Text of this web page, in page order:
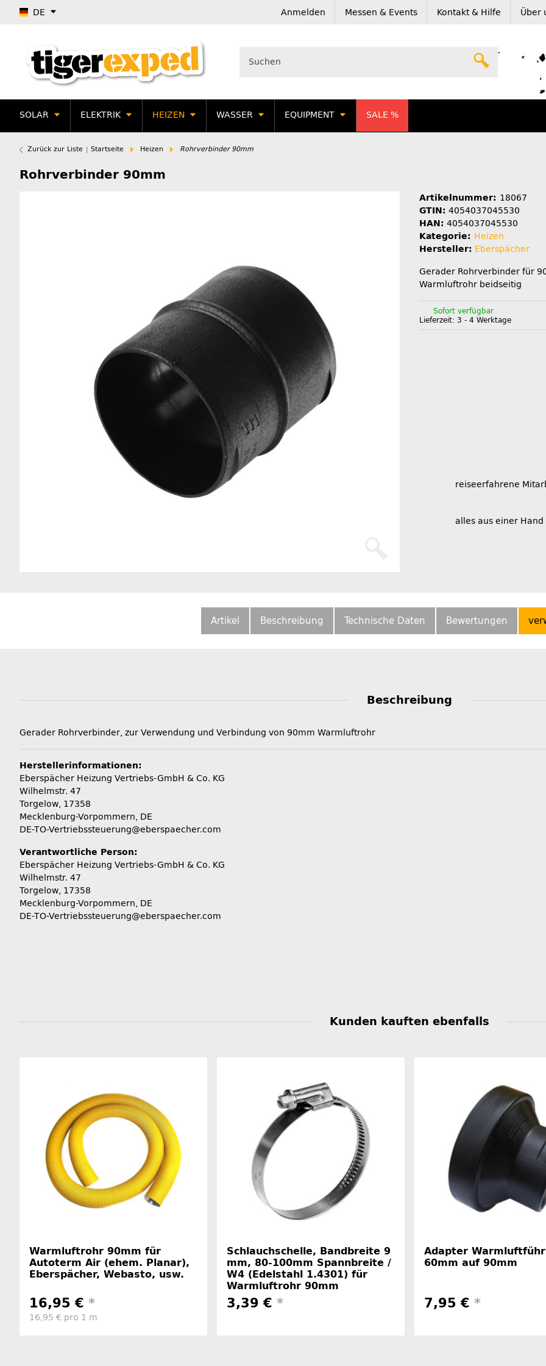
DE Anmelden Messen & Events Kontakt & Hilfe Über
SOLAR ELEKTRIK HEIZEN WASSER EQUIPMENT SALE %
Zurück zur Liste Startseite Heizen Rohrverbinder 90mm
Rohrverbinder 90mm
Artikelnummer: 18067
GTIN: 4054037045530
HAN: 4054037045530
Kategorie: Heizen
Hersteller: Eberspächer
Gerader Rohrverbinder für
Warmluftrohr beidseitig
Sofort verfügbar
Lieferzeit: 3 - 4 Werktage
reiseerfahrene
alles aus einer Hand
Artikel Beschreibung Technische Daten Bewertungen
Beschreibung
Gerader Rohrverbinder, zur Verwendung und Verbindung von 90mm Warmluftrohr
Herstellerinformationen:
Eberspächer Heizung Vertriebs-GmbH & Co. KG
Wilhelmstr. 47
Torgelow, 17358
Mecklenburg-Vorpommern, DE
DE-TO-Vertriebssteuerung@eberspaecher.com
Verantwortliche Person:
Eberspächer Heizung Vertriebs-GmbH & Co. KG
Wilhelmstr. 47
Torgelow, 17358
Mecklenburg-Vorpommern, DE
DE-TO-Vertriebssteuerung@eberspaecher.com
Kunden kauften ebenfalls
Warmluftrohr 90mm für
Autoterm Air (ehem. Planar),
Eberspächer, Webasto, usw.
16,95 € *
16,95 € pro 1 m
Schlauchschelle, Bandbreite 9
mm, 80-100mm Spannbreite /
W4 (Edelstahl 1.4301) für
Warmluftrohr 90mm
3,39 € *
Adapter
60mm auf 90mm
7,95 € *